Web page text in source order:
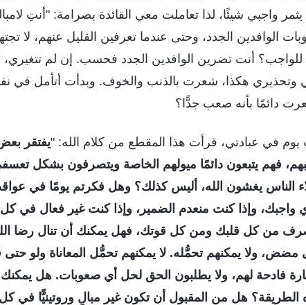
يثمر واجبي شيئًا، لذا تعاملت معي القائدة بصرامة: "أنتِ
الوافدين الجدد، وحتى عندما تعرفين القليل عنهم، لا
للواجب؟ أنت تضرين الوافدين الجدد فحسب. إن لم
وتحذيري هكذا، شعرت بالذنب والخوف. وبدأت أتأمل في
دائمًا بأنه صعب جدًّا؟
يوم في عبادتي، قرأت هذا المقطع من كلام الله: "يفتقر
فهم يتبعون دائمًا ميولهم الخاصة ويتصرفون بشكل
الناس يغشون الله، أليس كذلك؟ وهل فكرتم يومًا في
واجبك، وإذا كنت منعدم الضمير، وإذا كنت غير فعال في كل
من كل قلبك ومن كل قوتك، فهل يمكنك أن تنال رضا
مضض، ولا يمكنهم تحمُّله. لا يمكنهم تحمُّل المعاناة ولو حتى
فادحة لهم، ولا يطلبون الحق لحل أي صعوبات. هل يمكنك أن
الطريقة؟ هل من المقبول أن تكون غير مبالٍ وروتينيًّا في